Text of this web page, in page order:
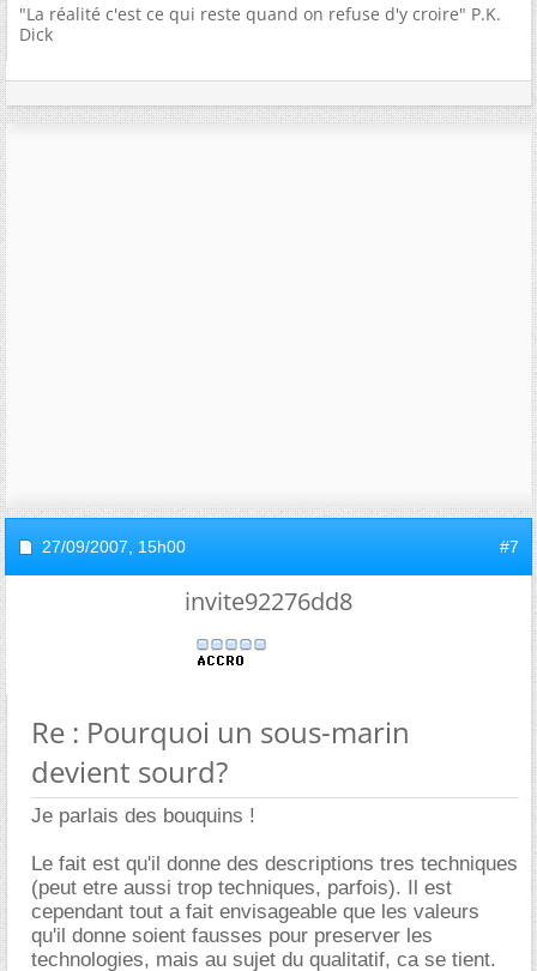
"La réalité c'est ce qui reste quand on refuse d'y croire" P.K.
Dick
27/09/2007, 15h00 #7
invite92276dd8
Re : Pourquoi un sous-marin
devient sourd?
Je parlais des bouquins !
Le fait est qu'il donne des descriptions tres techniques
(peut etre aussi trop techniques, parfois). Il est
cependant tout a fait envisageable que les valeurs
qu'il donne soient fausses pour preserver les
technologies, mais au sujet du qualitatif, ca se tient.